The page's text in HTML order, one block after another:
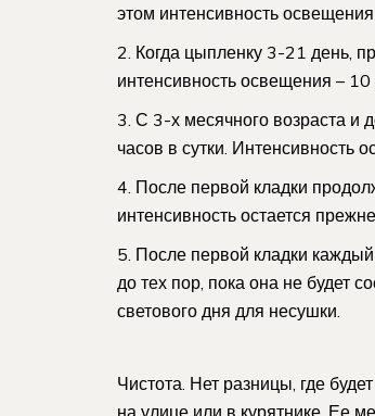
этом интенсивность
Когда цыпленку 3-21 день,
интенсивность освещения – 10
С 3-х месячного возраста и
часов в сутки. Интенсивность
После первой кладки
интенсивность остается
После первой кладки
до тех пор, пока она не будет
светового дня для несушки.
Чистота. Нет разницы, где
на улице или в курятнике. Ее